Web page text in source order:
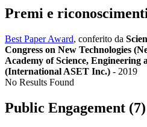
Premi e
Best Paper Award, conferito da
Congress on New Technologies
Academy of Science, Engineering
(International ASET Inc.) - 2019
No Results Found
Public Engagement (7)